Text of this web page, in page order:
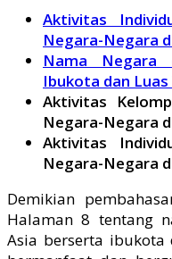
Aktivitas
Negara-Negara
Nama Negara
Ibukota dan Luas
Aktivitas
Negara-Negara
Aktivitas
Negara-Negara
Demikian
Halaman 8 tentang
Asia berserta ibukota